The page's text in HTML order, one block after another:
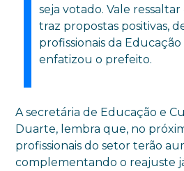
seja votado. Vale ressaltar
traz propostas positivas,
profissionais da
enfatizou o prefeito.
A secretária de Educação e
Duarte, lembra que, no
profissionais do setor terão
complementando o reajuste